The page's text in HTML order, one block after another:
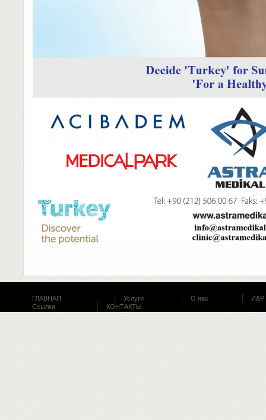
ГЛАВНАЯ Услуги О нас
И&Р
Ссылки
КОНТАКТЫ